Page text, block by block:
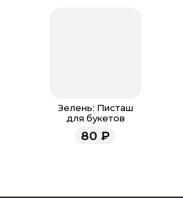
Зелень: Писташ
для букетов
80 ₽